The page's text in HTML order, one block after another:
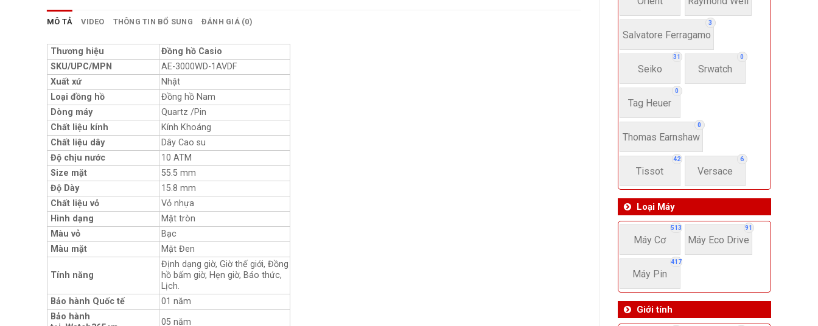
3
Salvatore Ferragamo
31
Seiko
0
Srwatch
0
Tag Heuer
0
Thomas Earnshaw
42
Tissot
6
Versace
Loại Máy
513
Máy Cơ
91
Máy Eco Drive
417
Máy Pin
Giới tính
MÔ TẢ VIDEO THÔNG TIN BỔ SUNG ĐÁNH GIÁ (0)
Thương hiệu
Đồng hồ Casio
SKU/UPC/MPN
AE-3000WD-1AVDF
Xuất xứ
Nhật
Loại đồng hồ
Đồng hồ Nam
Dòng máy
Quartz /Pin
Chất liệu kính
Kính Khoáng
Chất liệu dây
Dây Cao su
Độ chịu nước
10 ATM
Size mặt
55.5 mm
Độ Dày
15.8 mm
Chất liệu vỏ
Vỏ nhựa
Hình dạng
Mặt tròn
Màu vỏ
Bạc
Màu mặt
Mặt Đen
Tính năng
Định dạng giờ, Giờ thế giới, Đồng
hồ bấm giờ, Hẹn giờ, Báo thức,
Lịch.
Bảo hành Quốc tế
01 năm
Bảo hành
05 năm